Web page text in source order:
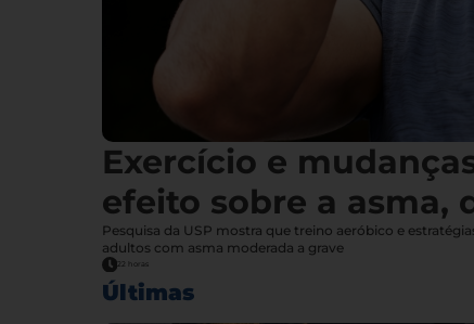
Exercício e
efeito sobre a asma,
Pesquisa da USP mostra que treino aeróbico e
adultos com asma moderada a grave
22 horas
Últimas